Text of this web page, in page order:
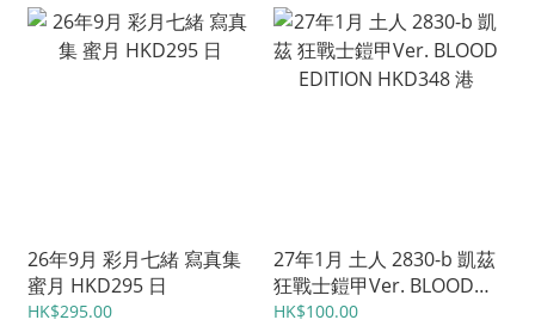
26年9月 彩月七緒 寫真集
蜜月 HKD295 日
HK$295.00
27年1月 土人 2830-b 凱茲
狂戰士鎧甲Ver. BLOOD
EDITION HKD348 港
HK$100.00